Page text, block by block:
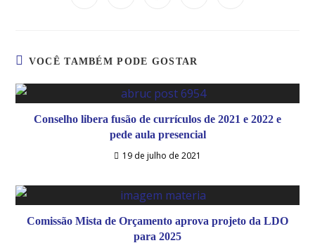
VOCÊ TAMBÉM PODE GOSTAR
Conselho libera fusão de currículos de 2021 e 2022 e
pede aula presencial
19 de julho de 2021
Comissão Mista de Orçamento aprova projeto da LDO
para 2025